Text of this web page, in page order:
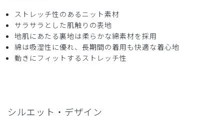
ご購入者様
購入確認済み
年齢: 50代 身長: 156-160cm 体重:
商品：752レディース:ジャージースクラブトップス・
ストレッチ性のあるニット素材
サラサラとした肌触りの表地
地肌にあたる裏地は柔らかな綿素材を採用
綿は吸湿性に優れ、長期間の着用も快適な着心地
動きにフィットするストレッチ性
シルエット・デザイン